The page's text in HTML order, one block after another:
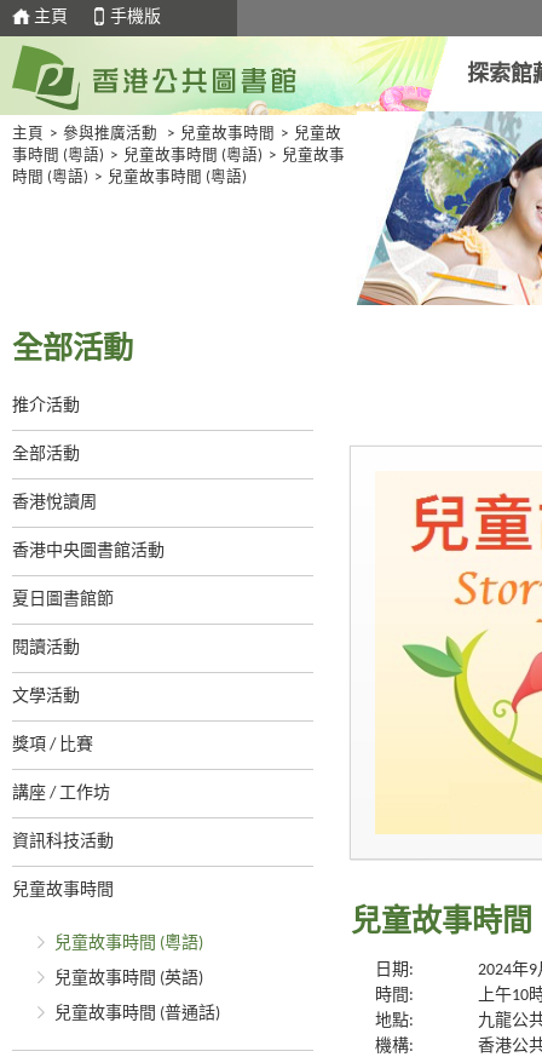
主頁 手機版
探索館
主頁 > 參與推廣活動 > 兒童故事時間 > 兒童故
事時間 (粵語) > 兒童故事時間 (粵語) > 兒童故事
時間 (粵語) > 兒童故事時間 (粵語)
全部活動
推介活動
全部活動
香港悅讀周
香港中央圖書館活動
夏日圖書館節
閱讀活動
文學活動
獎項 / 比賽
講座 / 工作坊
資訊科技活動
兒童故事時間
兒童故事時間 (粵語)
兒童故事時間 (英語)
兒童故事時間 (普通話)
兒童故事時間
日期:
2024年
時間:
上午10
地點:
九龍公
機構:
香港公